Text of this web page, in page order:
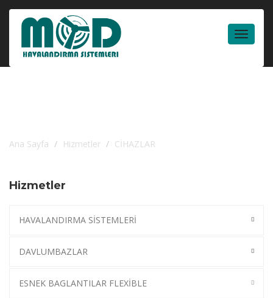
Toggle
Ana Sayfa Hizmetler CİHAZLAR
Hizmetler
HAVALANDIRMA SİSTEMLERİ
DAVLUMBAZLAR
ESNEK BAGLANTILAR FLEXİBLE